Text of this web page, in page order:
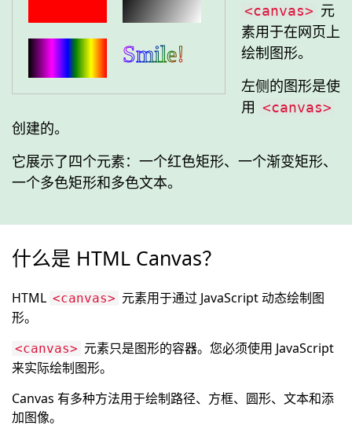
<canvas> 元
素用于在网页上
绘制图形。
左侧的图形是使
用 <canvas>
创建的。
它展示了四个元素：一个红色矩形、一个渐变矩形、
一个多色矩形和多色文本。
什么是 HTML Canvas？
HTML <canvas> 元素用于通过 JavaScript 动态绘制图
形。
<canvas> 元素只是图形的容器。您必须使用 JavaScript
来实际绘制图形。
Canvas 有多种方法用于绘制路径、方框、圆形、文本和添
加图像。